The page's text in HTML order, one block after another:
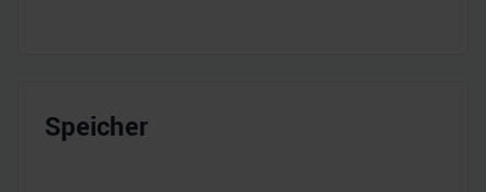
Speicher